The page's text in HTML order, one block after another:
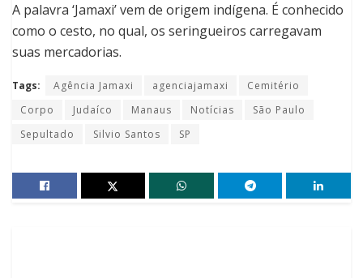
A palavra ‘Jamaxi’ vem de origem indígena. É conhecido
como o cesto, no qual, os seringueiros carregavam
suas mercadorias.
Tags: Agência Jamaxi agenciajamaxi
Cemitério
Corpo
Judaíco Manaus Notícias
São Paulo
Sepultado
Silvio Santos SP